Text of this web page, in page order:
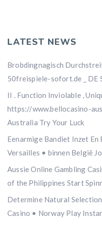
LATEST NEWS
Brobdingnagisch
50freispiele-sofort.de _ DE
II . Function Inviolable ,
https://www.bellocasino-
Australia Try Your Luck
Eenarmige Bandiet Inzet
Versailles • binnen België
Aussie Online Gambling
of the Philippines Start
Determine Natural
Casino • Norway Play